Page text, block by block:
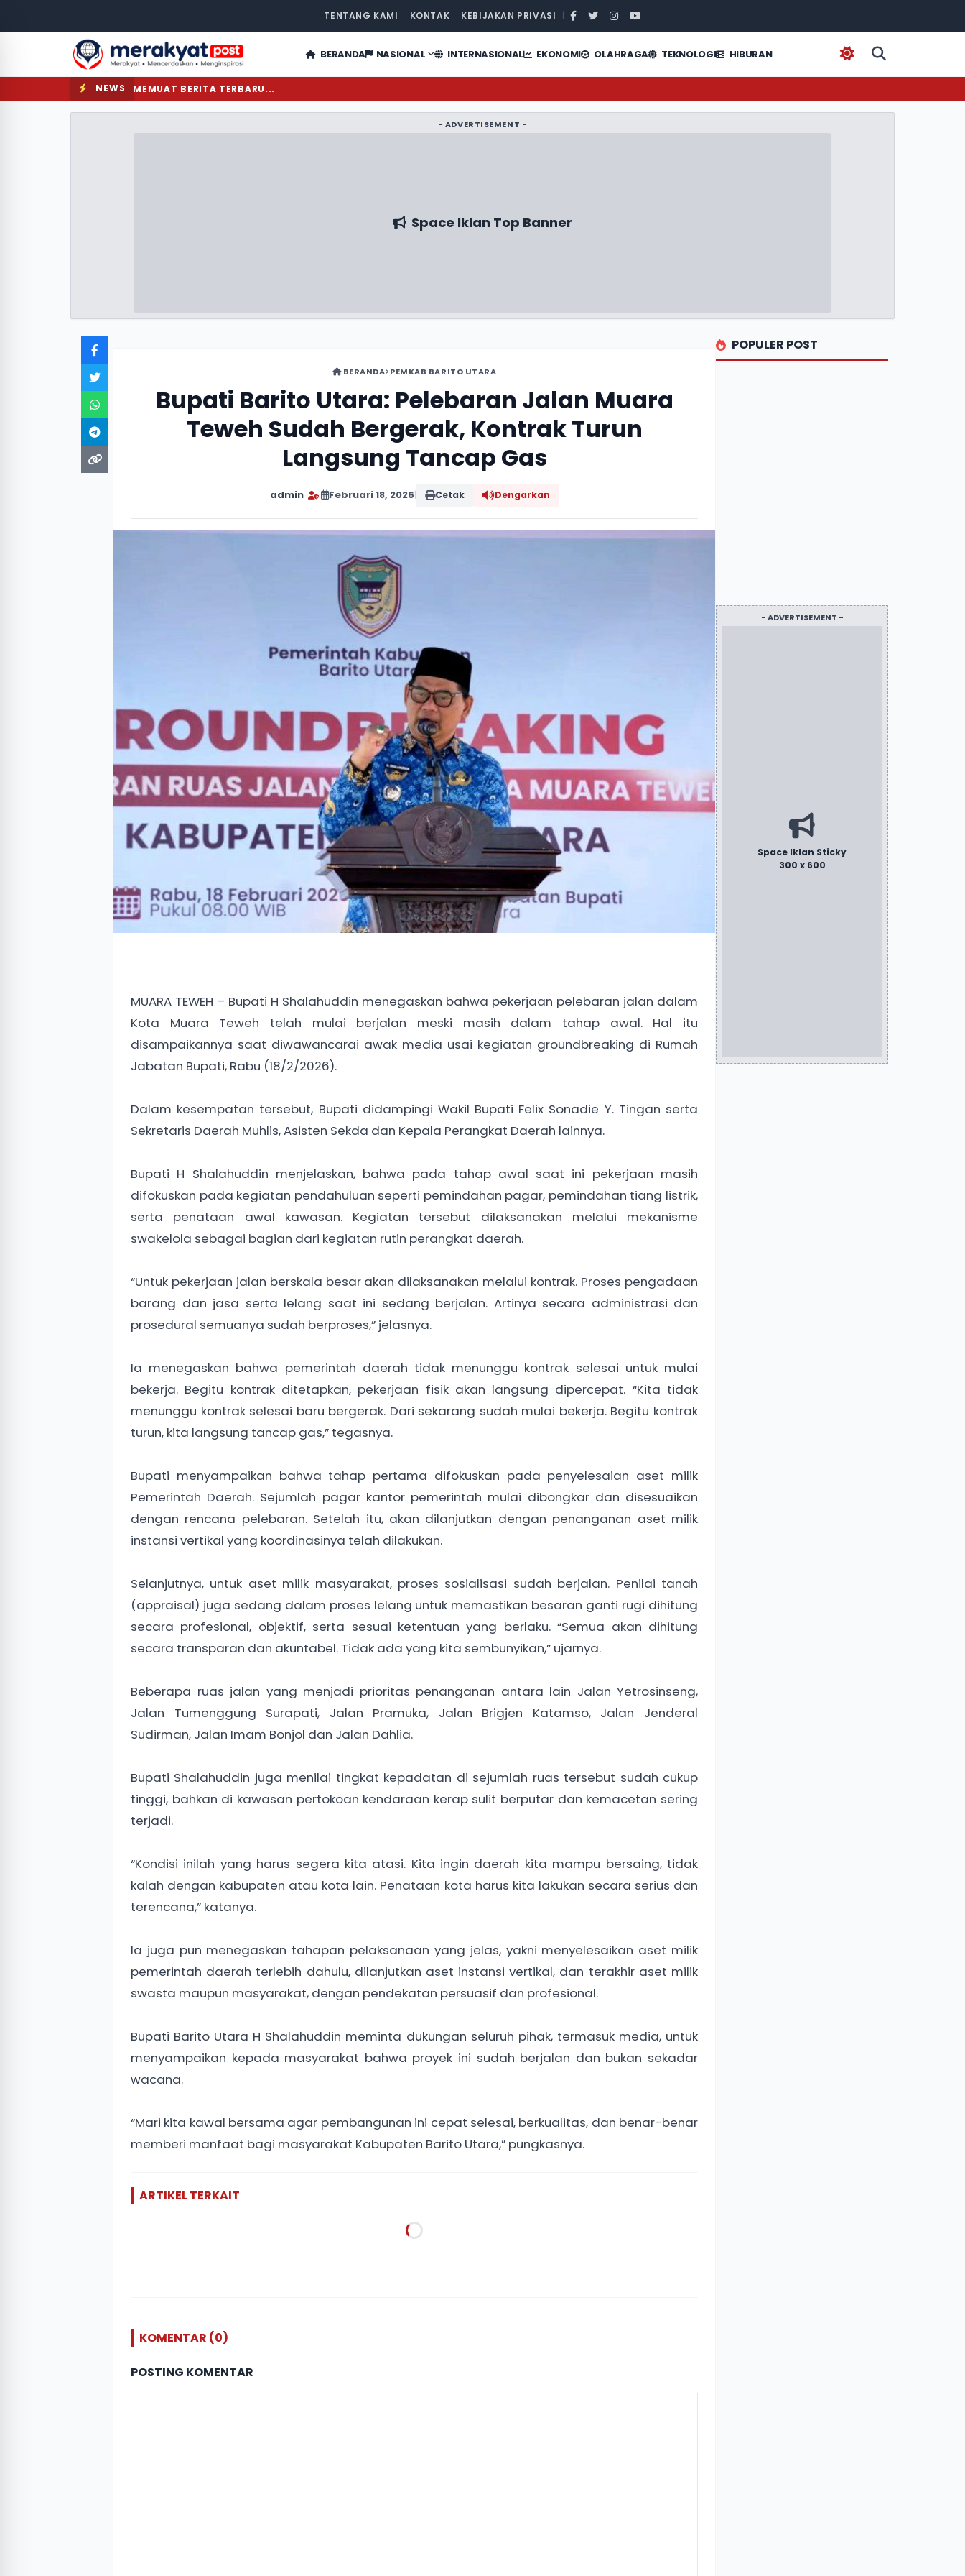
TENTANG KAMI KONTAK KEBIJAKAN PRIVASI
BERANDA NASIONAL INTERNASIONAL EKONOMI OLAHRAGA TEKNOLOGI HIBURAN
NEWS MEMUAT BERITA TERBARU...
- ADVERTISEMENT -
Space Iklan Top Banner
BERANDA PEMKAB BARITO UTARA
Bupati Barito Utara: Pelebaran Jalan Muara
Teweh Sudah Bergerak, Kontrak Turun
Langsung Tancap Gas
admin Februari 18, 2026 Cetak Dengarkan
MUARA TEWEH – Bupati H Shalahuddin menegaskan bahwa pekerjaan pelebaran jalan dalam
Kota Muara Teweh telah mulai berjalan meski masih dalam tahap awal. Hal itu
disampaikannya saat diwawancarai awak media usai kegiatan groundbreaking di Rumah
Jabatan Bupati, Rabu (18/2/2026).
Dalam kesempatan tersebut, Bupati didampingi Wakil Bupati Felix Sonadie Y. Tingan serta
Sekretaris Daerah Muhlis, Asisten Sekda dan Kepala Perangkat Daerah lainnya.
Bupati H Shalahuddin menjelaskan, bahwa pada tahap awal saat ini pekerjaan masih
difokuskan pada kegiatan pendahuluan seperti pemindahan pagar, pemindahan tiang listrik,
serta penataan awal kawasan. Kegiatan tersebut dilaksanakan melalui mekanisme
swakelola sebagai bagian dari kegiatan rutin perangkat daerah.
“Untuk pekerjaan jalan berskala besar akan dilaksanakan melalui kontrak. Proses pengadaan
barang dan jasa serta lelang saat ini sedang berjalan. Artinya secara administrasi dan
prosedural semuanya sudah berproses,” jelasnya.
Ia menegaskan bahwa pemerintah daerah tidak menunggu kontrak selesai untuk mulai
bekerja. Begitu kontrak ditetapkan, pekerjaan fisik akan langsung dipercepat. “Kita tidak
menunggu kontrak selesai baru bergerak. Dari sekarang sudah mulai bekerja. Begitu kontrak
turun, kita langsung tancap gas,” tegasnya.
Bupati menyampaikan bahwa tahap pertama difokuskan pada penyelesaian aset milik
Pemerintah Daerah. Sejumlah pagar kantor pemerintah mulai dibongkar dan disesuaikan
dengan rencana pelebaran. Setelah itu, akan dilanjutkan dengan penanganan aset milik
instansi vertikal yang koordinasinya telah dilakukan.
Selanjutnya, untuk aset milik masyarakat, proses sosialisasi sudah berjalan. Penilai tanah
(appraisal) juga sedang dalam proses lelang untuk memastikan besaran ganti rugi dihitung
secara profesional, objektif, serta sesuai ketentuan yang berlaku. “Semua akan dihitung
secara transparan dan akuntabel. Tidak ada yang kita sembunyikan,” ujarnya.
Beberapa ruas jalan yang menjadi prioritas penanganan antara lain Jalan Yetrosinseng,
Jalan Tumenggung Surapati, Jalan Pramuka, Jalan Brigjen Katamso, Jalan Jenderal
Sudirman, Jalan Imam Bonjol dan Jalan Dahlia.
Bupati Shalahuddin juga menilai tingkat kepadatan di sejumlah ruas tersebut sudah cukup
tinggi, bahkan di kawasan pertokoan kendaraan kerap sulit berputar dan kemacetan sering
terjadi.
“Kondisi inilah yang harus segera kita atasi. Kita ingin daerah kita mampu bersaing, tidak
kalah dengan kabupaten atau kota lain. Penataan kota harus kita lakukan secara serius dan
terencana,” katanya.
Ia juga pun menegaskan tahapan pelaksanaan yang jelas, yakni menyelesaikan aset milik
pemerintah daerah terlebih dahulu, dilanjutkan aset instansi vertikal, dan terakhir aset milik
swasta maupun masyarakat, dengan pendekatan persuasif dan profesional.
Bupati Barito Utara H Shalahuddin meminta dukungan seluruh pihak, termasuk media, untuk
menyampaikan kepada masyarakat bahwa proyek ini sudah berjalan dan bukan sekadar
wacana.
“Mari kita kawal bersama agar pembangunan ini cepat selesai, berkualitas, dan benar-benar
memberi manfaat bagi masyarakat Kabupaten Barito Utara,” pungkasnya.
ARTIKEL TERKAIT
KOMENTAR (0)
POSTING KOMENTAR
POPULER POST
- ADVERTISEMENT -
Space Iklan Sticky
300 x 600